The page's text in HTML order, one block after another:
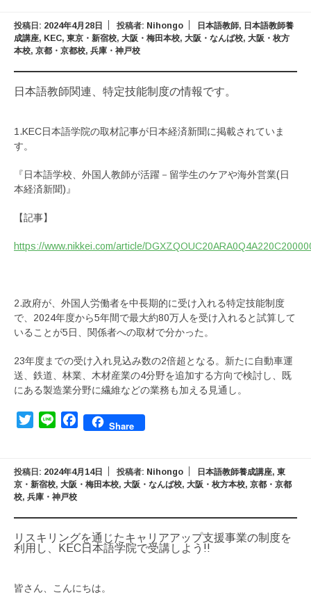
投稿日: 2024年4月28日 投稿者: Nihongo 日本語教師, 日本語教師養
成講座, KEC, 東京・新宿校, 大阪・梅田本校, 大阪・なんば校, 大阪・枚方
本校, 京都・京都校, 兵庫・神戸校
日本語教師関連、特定技能制度の情報です。
1.KEC日本語学院の取材記事が日本経済新聞に掲載されていま
す。
『日本語学校、外国人教師が活躍－留学生のケアや海外営業(日
本経済新聞)』
【記事】
https://www.nikkei.com/article/
2.政府が、外国人労働者を中長期的に受け入れる特定技能制度
で、2024年度から5年間で最大約80万人を受け入れると試算して
いることが5日、関係者への取材で分かった。
23年度までの受け入れ見込み数の2倍超となる。新たに自動車運
送、鉄道、林業、木材産業の4分野を追加する方向で検討し、既
にある製造業分野に繊維などの業務も加える見通し。
TwitterLine FacebookShare
投稿日: 2024年4月14日 投稿者: Nihongo 日本語教師養成講座, 東
京・新宿校, 大阪・梅田本校, 大阪・なんば校, 大阪・枚方本校, 京都・京都
校, 兵庫・神戸校
リスキリングを通じたキャリアアップ支援事業の制度を
利用し、KEC日本語学院で受講しよう!!
皆さん、こんにちは。